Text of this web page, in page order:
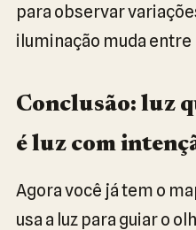
para observar
iluminação muda
Conclusão: luz
é luz com
Agora você já tem o
usa a luz para guiar o